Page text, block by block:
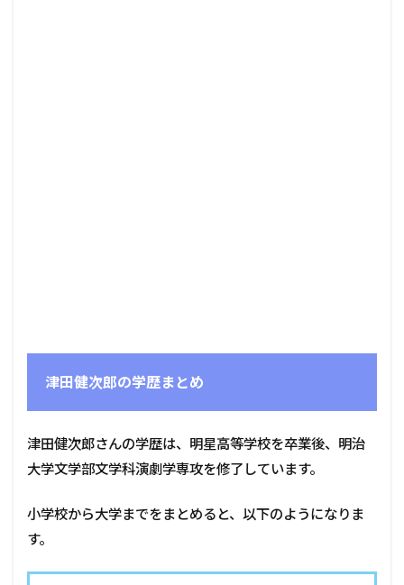
津田健次郎の学歴まとめ
津田健次郎さんの学歴は、明星高等学校を卒業後、明治
大学文学部文学科演劇学専攻を修了しています。
小学校から大学までをまとめると、以下のようになりま
す。